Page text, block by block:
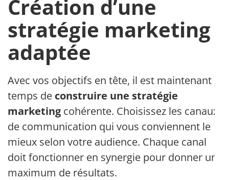
Création d’une
stratégie marketing
adaptée
Avec vos objectifs en tête, il est maintenant
temps de construire une stratégie
marketing cohérente. Choisissez les canaux
de communication qui vous conviennent le
mieux selon votre audience. Chaque canal
doit fonctionner en synergie pour donner un
maximum de résultats.